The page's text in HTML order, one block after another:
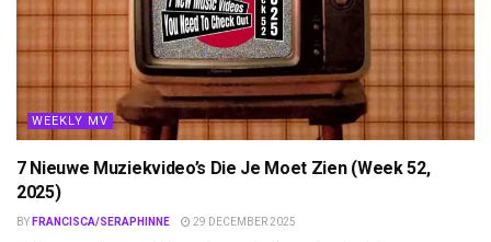
WEEKLY MV
7 Nieuwe Muziekvideo’s Die Je Moet Zien (Week 52,
2025)
BY FRANCISCA/SERAPHINNE 29 DECEMBER 2025